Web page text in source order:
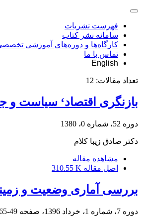
فهرست نشریات
سامانه نشر کتاب
کارگاه‌ها و دوره‌های آموزشی
تماس با ما
English
تعداد مقالات: 12
بازنگری اقتصاد‘ سیاست و
دوره 52، شماره 0، 1380
دکتر صادق زیبا کلام
مشاهده مقاله
اصل مقاله 310.55 K
بررسی آماری وضعیت و
دوره 7، شماره 1، خرداد 1396، صفحه 49-65